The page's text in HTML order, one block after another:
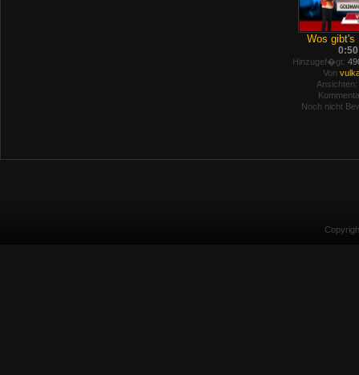
Wos gibt's
0:50
Hinzugef�gt:
Von
Ansichten:
Noch nicht